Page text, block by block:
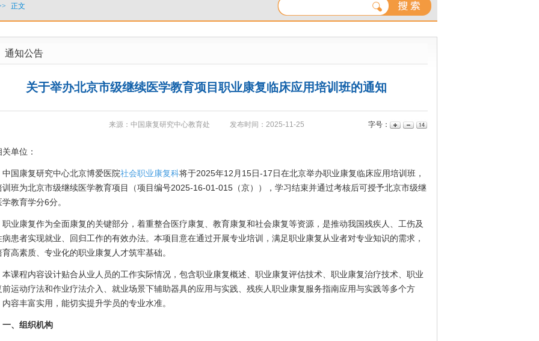
正文
通知公告
关于举办北京市级继续医学教育项目职业康复临床应用培训班的通知‌
来源：中国康复研究中心教育处 发布时间：2025-11-25 字号：
单位：
康复研究中心北京博爱医院社会职业康复科将于2025年12月15日-17日在北京举办职业康复临床应用培训班，
训班为北京市级继续医学教育项目（项目编号2025-16-01-015（京）），学习结束并通过考核后可授予北京市级继
教育学分6分。
职业康复作为全面康复的关键部分，着重整合医疗康复、教育康复和社会康复等资源，是推动我国残疾人、工伤及
病患者实现就业、回归工作的有效办法。本项目意在通过开展专业培训，满足职业康复从业者对专业知识的需求，
高素质、专业化的职业康复人才筑牢基础。
本课程内容设计贴合从业人员的工作实际情况，包含职业康复概述、职业康复评估技术、职业康复治疗技术、职业
前运动疗法和作业疗法介入、就业场景下辅助器具的应用与实践、残疾人职业康复服务指南应用与实践等多个方
容丰富实用，能切实提升学员的专业水准。
一、组织机构